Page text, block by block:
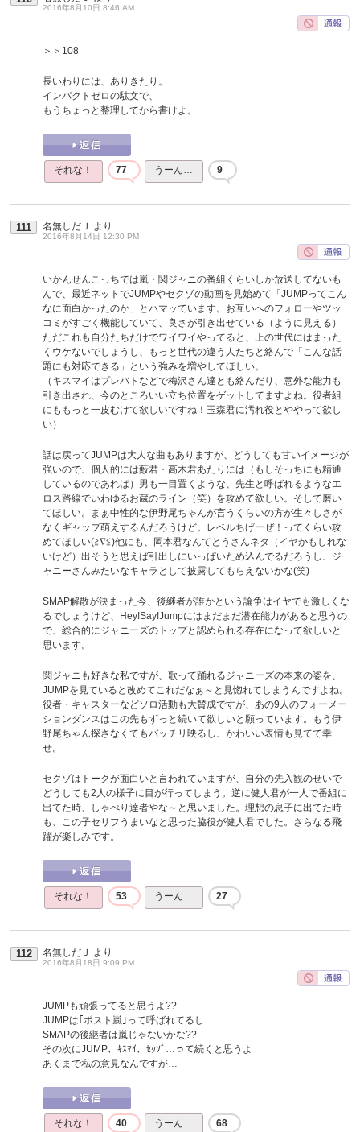
2016年8月10日 8:46 AM
＞＞108
長いわりには、ありきたり。
インパクトゼロの駄文で、
もうちょっと整理してから書けよ。
それな！ 77 うーん… 9
111 名無しだＪ より
2016年8月14日 12:30 PM
いかんせんこっちでは嵐・関ジャニの番組くらいしか放送してないも
んで、最近ネットでJUMPやセクゾの動画を見始めて「JUMPってこん
なに面白かったのか」とハマッています。お互いへのフォローやツッ
コミがすごく機能していて、良さが引き出せている（ように見える）
ただこれも自分たちだけでワイワイやってると、上の世代にはまった
くウケないでしょうし、もっと世代の違う人たちと絡んで「こんな話
題にも対応できる」という強みを増やしてほしい。
（キスマイはプレバトなどで梅沢さん達とも絡んだり、意外な能力も
引き出され、今のところいい立ち位置をゲットしてますよね。役者組
にももっと一皮むけて欲しいですね！玉森君に汚れ役とややって欲し
い）
話は戻ってJUMPは大人な曲もありますが、どうしても甘いイメージが
強いので、個人的には藪君・高木君あたりには（もしそっちにも精通
しているのであれば）男も一目置くような、先生と呼ばれるようなエ
ロス路線でいわゆるお蔵のライン（笑）を攻めて欲しい。そして磨い
てほしい。まぁ中性的な伊野尾ちゃんが言うくらいの方が生々しさが
なくギャップ萌えするんだろうけど。レベルちげーぜ！ってくらい攻
めてほしい(≧∇≦)他にも、岡本君なんてとうさんネタ（イヤかもしれな
いけど）出そうと思えば引出しにいっぱいため込んでるだろうし、ジ
ャニーさんみたいなキャラとして披露してもらえないかな(笑)
SMAP解散が決まった今、後継者が誰かという論争はイヤでも激しくな
るでしょうけど、Hey!Say!Jumpにはまだまだ潜在能力があると思うの
で、総合的にジャニーズのトップと認められる存在になって欲しいと
思います。
関ジャニも好きな私ですが、歌って踊れるジャニーズの本来の姿を、
JUMPを見ていると改めてこれだなぁ～と見惚れてしまうんですよね。
役者・キャスターなどソロ活動も大賛成ですが、あの9人のフォーメー
ションダンスはこの先もずっと続いて欲しいと願っています。もう伊
野尾ちゃん探さなくてもバッチリ映るし、かわいい表情も見てて幸
せ。
セクゾはトークが面白いと言われていますが、自分の先入観のせいで
どうしても2人の様子に目が行ってしまう。逆に健人君が一人で番組に
出てた時、しゃべり達者やな～と思いました。理想の息子に出てた時
も、この子セリフうまいなと思った脇役が健人君でした。さらなる飛
躍が楽しみです。
それな！ 53 うーん… 27
112 名無しだＪ より
2016年8月18日 9:09 PM
JUMPも頑張ってると思うよ??
JUMPは｢ポスト嵐｣って呼ばれてるし…
SMAPの後継者は嵐じゃないかな??
その次にJUMP、ｷｽﾏｲ、ｾｸｿﾞ…って続くと思うよ
あくまで私の意見なんですが…
それな！ 40 うーん… 68